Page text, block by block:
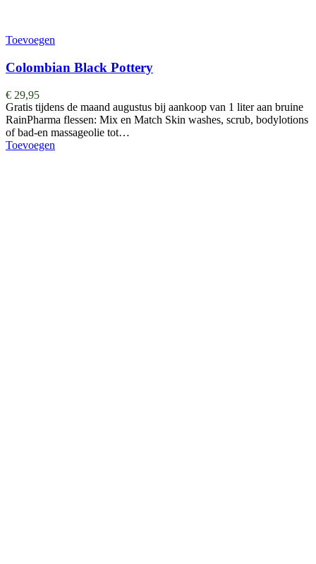
Toevoegen
Colombian Black Pottery
€ 29,95
Gratis tijdens de maand augustus bij aankoop van 1 liter aan bruine
RainPharma flessen: Mix en Match Skin washes, scrub, bodylotions
of bad-en massageolie tot…
Toevoegen